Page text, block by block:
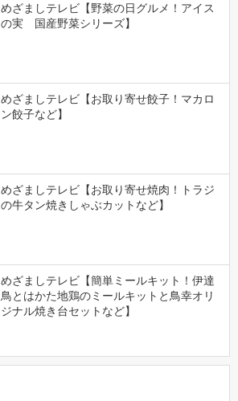
めざましテレビ【野菜の日グルメ！アイス
の実 国産野菜シリーズ】
めざましテレビ【お取り寄せ餃子！マカロ
ン餃子など】
めざましテレビ【お取り寄せ焼肉！トラジ
の牛タン焼きしゃぶカットなど】
めざましテレビ【簡単ミールキット！伊達
鳥とはかた地鶏のミールキットと鳥幸オリ
ジナル焼き台セットなど】